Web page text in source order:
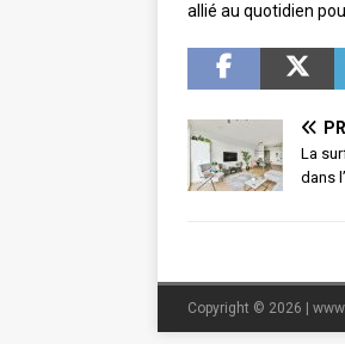
allié au quotidien
La
dans
Copyright © 2026 |